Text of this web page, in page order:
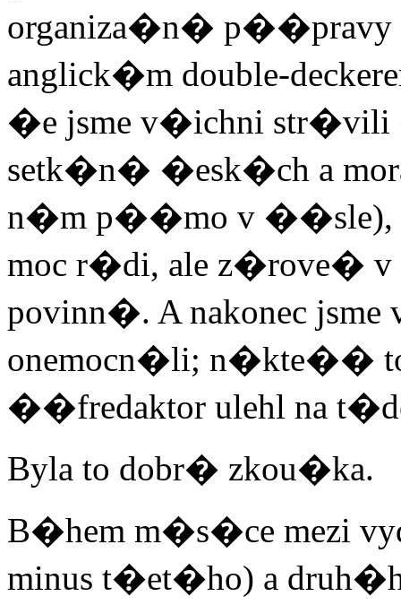
organiza�n�
anglick�m double-
�e jsme v�ichni
setk�n� �esk�ch a
n�m p��mo v ��sle),
moc r�di, ale z�rove�
povinn�. A nakonec
onemocn�li; n�kte��
��fredaktor ulehl na
Byla to dobr� zkou�ka.
B�hem m�s�ce mezi
minus t�et�ho) a